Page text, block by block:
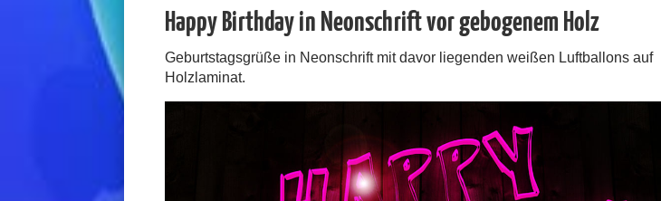
Happy Birthday in Neonschrift vor gebogenem Holz
Geburtstagsgrüße in Neonschrift mit davor liegenden weißen Luftballons auf
Holzlaminat.